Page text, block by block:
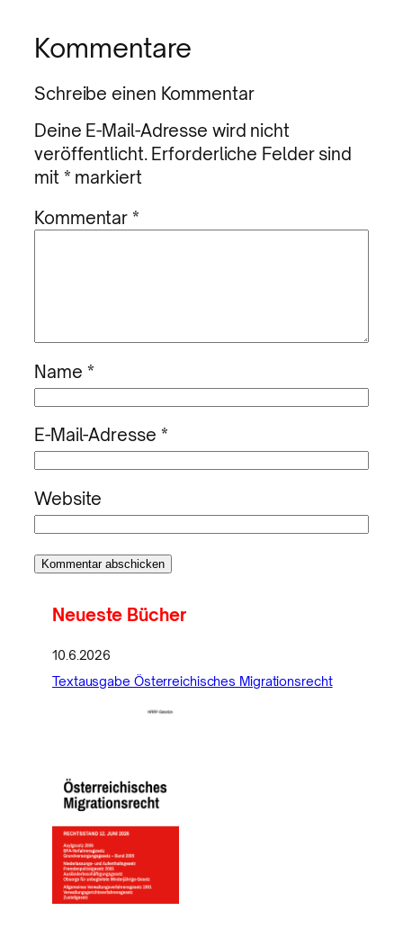
Kommentare
Schreibe einen Kommentar
Deine E-Mail-Adresse wird nicht
veröffentlicht. Erforderliche Felder sind
mit * markiert
Kommentar*
Name *
E-Mail-Adresse *
Website
Neueste Bücher
10.6.2026
Textausgabe Österreichisches Migrationsrecht